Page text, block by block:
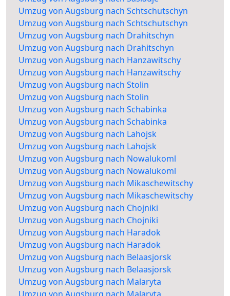
Umzug von Augsburg nach Schtschutschyn
Umzug von Augsburg nach Schtschutschyn
Umzug von Augsburg nach Drahitschyn
Umzug von Augsburg nach Drahitschyn
Umzug von Augsburg nach Hanzawitschy
Umzug von Augsburg nach Hanzawitschy
Umzug von Augsburg nach Stolin
Umzug von Augsburg nach Stolin
Umzug von Augsburg nach Schabinka
Umzug von Augsburg nach Schabinka
Umzug von Augsburg nach Lahojsk
Umzug von Augsburg nach Lahojsk
Umzug von Augsburg nach Nowalukoml
Umzug von Augsburg nach Nowalukoml
Umzug von Augsburg nach Mikaschewitschy
Umzug von Augsburg nach Mikaschewitschy
Umzug von Augsburg nach Chojniki
Umzug von Augsburg nach Chojniki
Umzug von Augsburg nach Haradok
Umzug von Augsburg nach Haradok
Umzug von Augsburg nach Belaasjorsk
Umzug von Augsburg nach Belaasjorsk
Umzug von Augsburg nach Malaryta